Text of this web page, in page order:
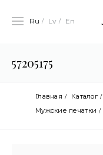
Ru Lv En
57205175
Главная Каталог
Мужские печатки